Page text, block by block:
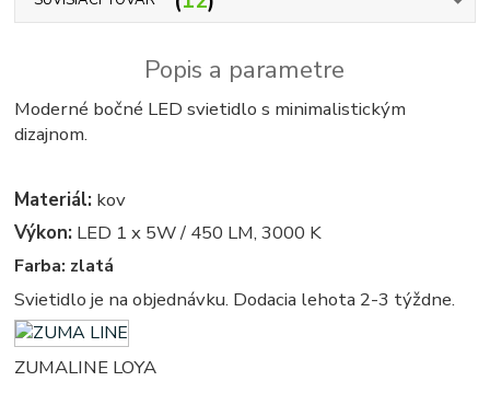
Popis a parametre
Moderné bočné LED svietidlo s minimalistickým
dizajnom.
Materiál: kov
Výkon: LED 1 x 5W / 450 LM, 3000 K
Farba: zlatá
Svietidlo je na objednávku. Dodacia lehota 2-3 týždne.
ZUMALINE LOYA